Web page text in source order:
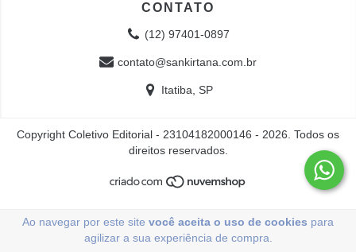
Ao navegar por este site você aceita o uso de cookies para
agilizar a sua experiência de compra.
CONTATO
(12) 97401-0897
contato@sankirtana.com.br
Itatiba, SP
Copyright Coletivo Editorial - 23104182000146 - 2026. Todos os
direitos reservados.